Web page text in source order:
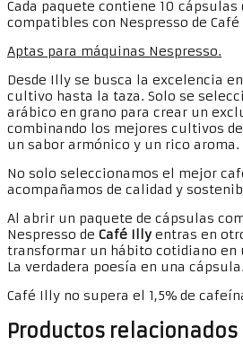
Cada paquete contiene 10
compatibles con Nespresso de
Aptas para máquinas Nespresso.
Desde Illy se busca la excelencia
cultivo hasta la taza. Solo se
arábico en grano para crear un
combinando los mejores cultivos
un sabor armónico y un rico aroma.
No solo seleccionamos el mejor
acompañamos de calidad y
Al abrir un paquete de cápsulas
Nespresso de Café Illy entras en
transformar un hábito cotidiano en
La verdadera poesía en una cápsula.
Café Illy no supera el 1,5% de
Productos relacionados